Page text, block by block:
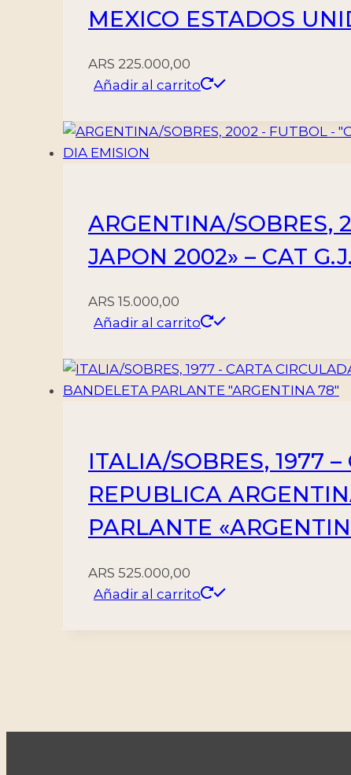
MEXICO ESTADOS
ARS 225.000,00
Añadir al carrito
ARGENTINA/SOBRES,
JAPON 2002» – CAT
ARS 15.000,00
Añadir al carrito
ITALIA/SOBRES, 1977
REPUBLICA
PARLANTE
ARS 525.000,00
Añadir al carrito